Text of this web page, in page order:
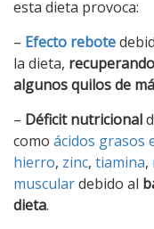
esta dieta provoca:
– Efecto rebote
la dieta,
algunos quilos de
– Déficit nutricional
como ácidos grasos
hierro, zinc, tiamina,
musculardebido al
dieta.